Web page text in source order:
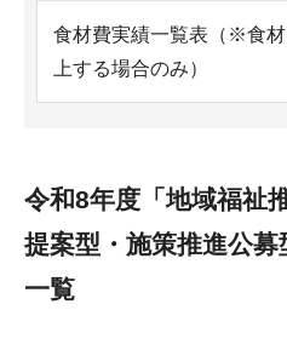
食材費実績一覧表（※食
上する場合のみ）
令和8年度「地域福祉
提案型・施策推進公
一覧